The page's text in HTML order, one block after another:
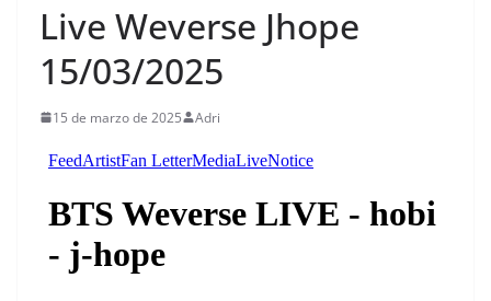
Live Weverse Jhope
15/03/2025
15 de marzo de 2025 Adri